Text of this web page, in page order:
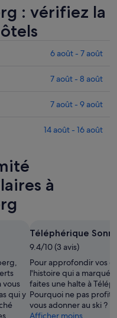
: vérifiez la
6 août - 7 août
7 août - 8 août
7 août - 9 août
14 août - 16 août
à
vous
qui y
Téléphérique
9.4/10 (3 avis)
Pour approfondir vos
l'histoire qui a marqué
faites une halte à
Pourquoi ne pas
vous adonner au ski ?
Afficher moins